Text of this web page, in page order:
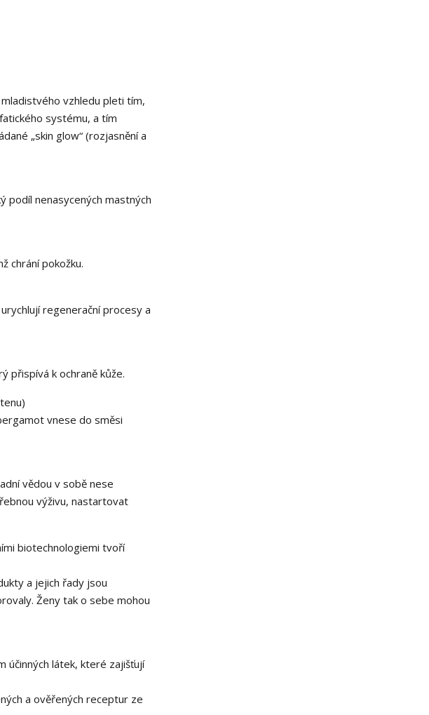
vzhledu pleti tím,
systému, a tím
„skin glow“ (rozjasnění a
podíl nenasycených mastných
chrání pokožku.
regenerační procesy a
přispívá k ochraně kůže.
vnese do směsi
vědou v sobě nese
výživu, nastartovat
biotechnologiemi tvoří
a jejich řady jsou
Ženy tak o sebe mohou
účinných látek, které zajišťují
a ověřených receptur ze